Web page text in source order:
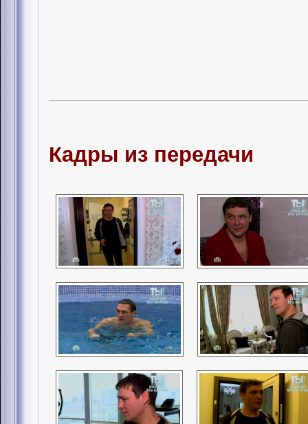
Кадры из передачи